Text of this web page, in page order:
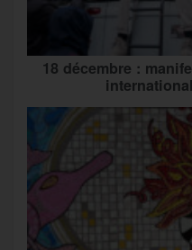
18 décembre :